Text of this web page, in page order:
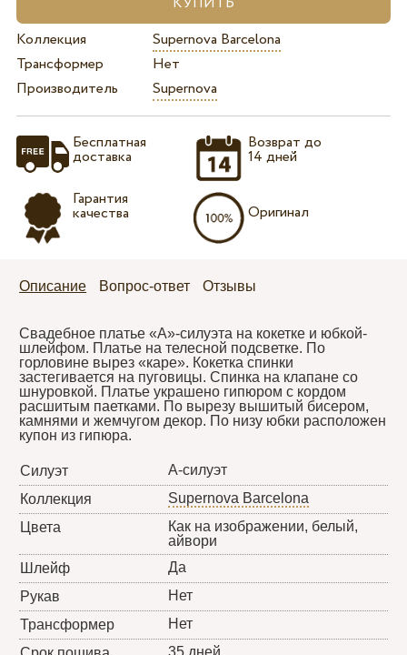
Коллекция
Supernova Barcelona
Трансформер
Нет
Производитель
Supernova
Бесплатная
доставка
Гарантия
качества
Возврат до
14 дней
Оригинал
Описание Вопрос-ответ Отзывы
Cвадебное платье «А»-силуэта на кокетке и юбкой-
шлейфом. Платье на телесной подсветке. По
горловине вырез «каре». Кокетка спинки
застегивается на пуговицы. Спинка на клапане со
шнуровкой. Платье украшено гипюром с кордом
расшитым паетками. По вырезу вышитый бисером,
камнями и жемчугом декор. По низу юбки расположен
купон из гипюра.
Силуэт
А-силуэт
Коллекция
Supernova Barcelona
Цвета
Как на изображении, белый,
айвори
Шлейф
Да
Рукав
Нет
Трансформер
Нет
35 дней